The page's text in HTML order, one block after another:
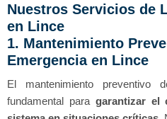
Nuestros Servicios de
en Lince
1. Mantenimiento
Emergencia en Lince
El mantenimiento preventivo
fundamental para garantizar el